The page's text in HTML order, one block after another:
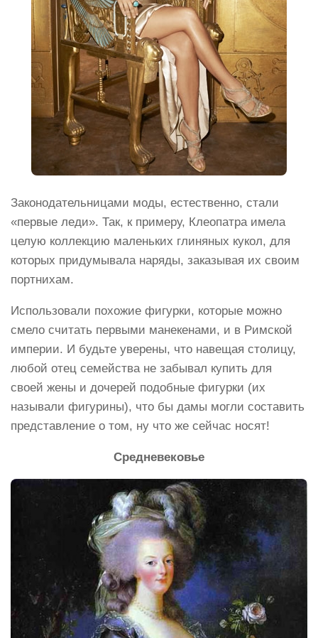
Законодательницами моды, естественно, стали
«первые леди». Так, к примеру, Клеопатра имела
целую коллекцию маленьких глиняных кукол, для
которых придумывала наряды, заказывая их своим
портнихам.
Использовали похожие фигурки, которые можно
смело считать первыми манекенами, и в Римской
империи. И будьте уверены, что навещая столицу,
любой отец семейства не забывал купить для
своей жены и дочерей подобные фигурки (их
называли фигурины), что бы дамы могли составить
представление о том, ну что же сейчас носят!
Средневековье